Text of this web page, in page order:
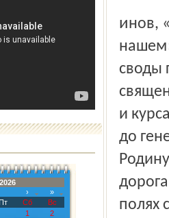
›
»
Сб
Вс
1
2
инов, «жизнь свою положивших за покой в Отечестве
своды
и
до
полях